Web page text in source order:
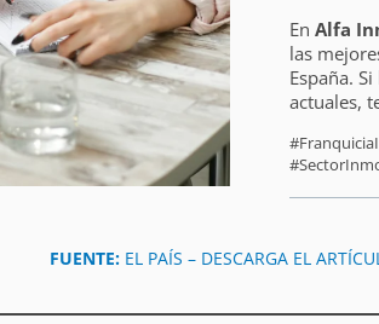
En Alfa
las
España.
actuales,
FUENTE: EL PAÍS – DESCARGA EL